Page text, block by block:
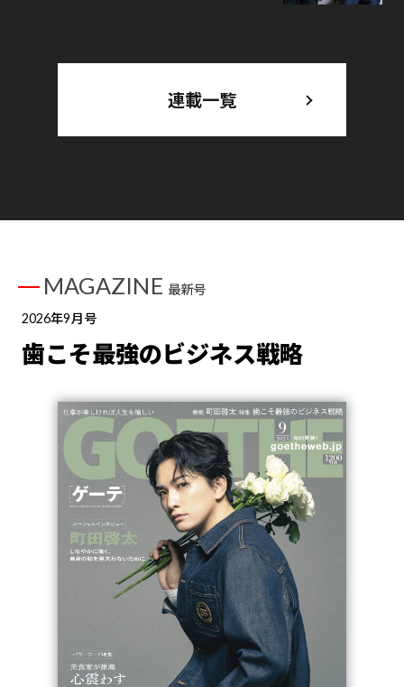
連載一覧
MAGAZINE 最新号
2026年9月号
歯こそ最強のビジネス戦略